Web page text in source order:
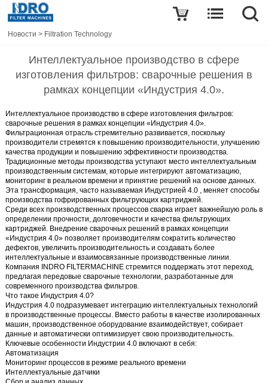
Новости > Filtration Technology
Интеллектуальное производство в сфере
изготовления фильтров: сварочные решения в
рамках концепции «Индустрия 4.0».
Интеллектуальное производство в сфере изготовления фильтров:
сварочные решения в рамках концепции «Индустрия 4.0».
Фильтрационная отрасль стремительно развивается, поскольку
производители стремятся к повышению производительности, улучшению
качества продукции и повышению эффективности производства.
Традиционные методы производства уступают место интеллектуальным
производственным системам, которые интегрируют автоматизацию,
мониторинг в реальном времени и принятие решений на основе данных.
Эта трансформация, часто называемая Индустрией 4.0, меняет способы
производства гофрированных фильтрующих картриджей.
Среди всех производственных процессов сварка играет важнейшую роль в
определении прочности, долговечности и качества фильтрующих
картриджей. Внедрение сварочных решений в рамках концепции
«Индустрия 4.0» позволяет производителям сократить количество
дефектов, увеличить производительность и создавать более
интеллектуальные и взаимосвязанные производственные линии.
Компания INDRO FILTERMACHINEстремится поддержать этот переход,
предлагая передовые сварочные технологии, разработанные для
современного производства фильтров.
Что такое Индустрия 4.0?
Индустрия 4.0 подразумевает интеграцию интеллектуальных технологий
в производственные процессы. Вместо работы в качестве изолированных
машин, производственное оборудование взаимодействует, собирает
данные и автоматически оптимизирует свою производительность.
Ключевые особенности Индустрии 4.0 включают в себя:
Автоматизация
Мониторинг процессов в режиме реального времени
Интеллектуальные датчики